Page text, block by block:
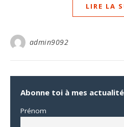
LIRE LA
admin9092
Abonne toi à mes
Prénom